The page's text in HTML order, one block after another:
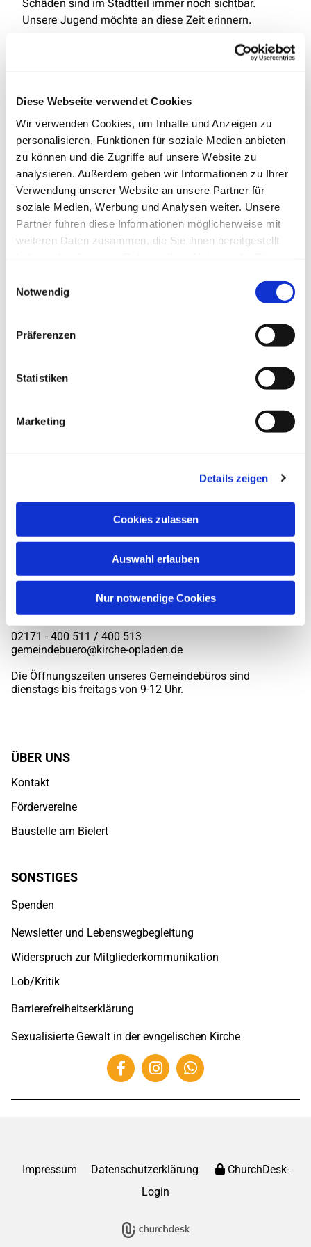
Diese Webseite verwendet Cookies
Wir verwenden Cookies, um Inhalte und Anzeigen zu
personalisieren, Funktionen für soziale Medien anbieten
zu können und die Zugriffe auf unsere Website zu
analysieren. Außerdem geben wir Informationen zu Ihrer
Verwendung unserer Website an unsere Partner für
soziale Medien, Werbung und Analysen weiter. Unsere
Partner führen diese Informationen möglicherweise mit
weiteren Daten zusammen, die Sie ihnen bereitgestellt
Notwendig
Präferenzen
Statistiken
Marketing
Details zeigen
Cookies zulassen
Auswahl erlauben
Nur notwendige Cookies
Schäden sind im Stadtteil immer noch sichtbar.
Unsere Jugend möchte an diese Zeit erinnern.
Dies könnte Sie auch
interessieren
EV. KIRCHENGEMEINDE OPLADEN
02171 - 400 511 / 400 513
gemeindebuero@kirche-opladen.de
Die Öffnungszeiten unseres Gemeindebüros sind
dienstags bis freitags von 9-12 Uhr.
ÜBER UNS
Kontakt
Fördervereine
Baustelle am Bielert
SONSTIGES
Spenden
Newsletter und Lebenswegbegleitung
Widerspruch zur Mitgliederkommunikation
Lob/Kritik
Barrierefreiheitserklärung
Sexualisierte Gewalt in der evngelischen Kirche
Impressum Datenschutzerklärung
ChurchDesk-
Login